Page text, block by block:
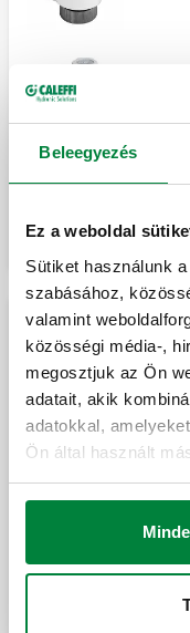
Beleegyezés
Ez a weboldal
Sütiket használunk
szabásához,
valamint
közösségi média-,
megosztjuk az Ön
adatait, akik
adatokkal,
Ön által használt
Termo-elektromos
pattanó